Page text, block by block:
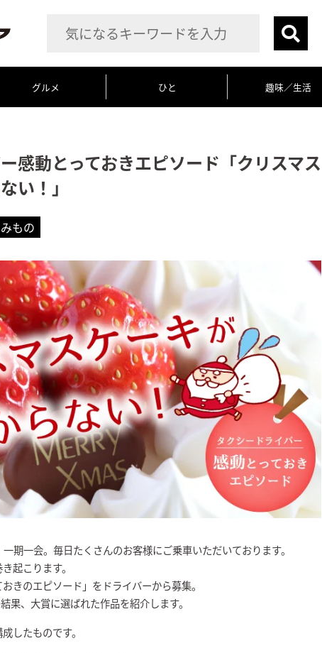
グルメ ひと 趣味／生活
感動とっておきエピソード「クリスマス
い！」
もの
期一会。毎日たくさんのお客様にご乗車いただいております。
起こります。
きのエピソード」をドライバーから募集。
果、大賞に選ばれた作品を紹介します。
したものです。